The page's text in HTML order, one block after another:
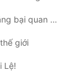
quan trọng?!
giới
Lệ!